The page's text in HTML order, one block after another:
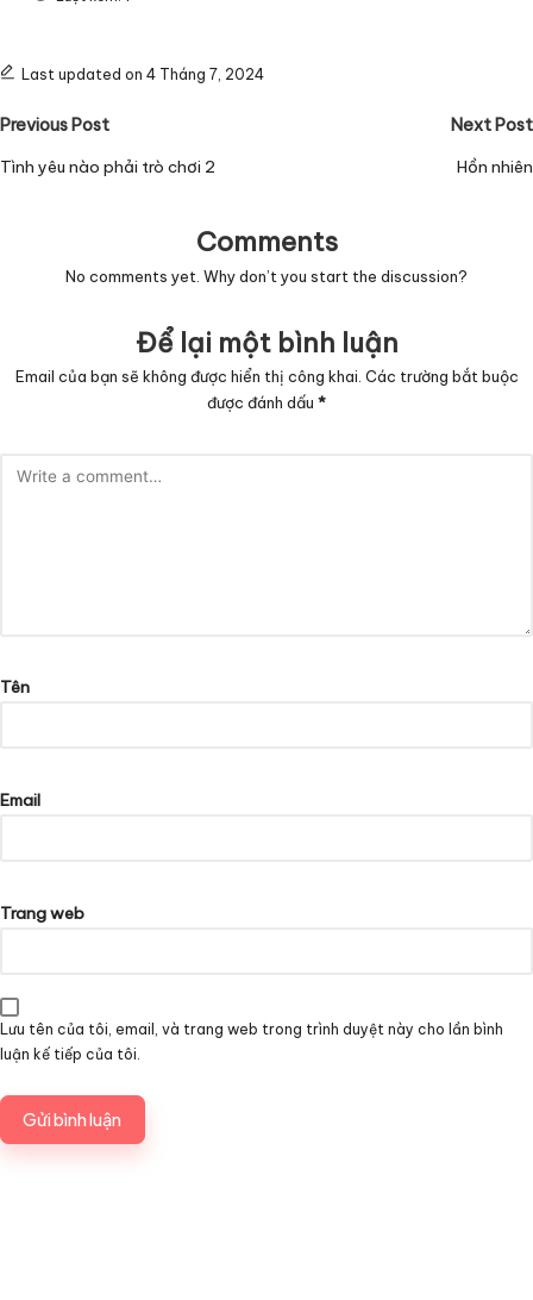
Last updated on 4 Tháng 7, 2024
Post
navigation
Previous Post
Tình yêu nào phải trò chơi 2
Next Post
Hồn nhiên
Comments
No comments yet. Why don’t you start the discussion?
Để lại một bình luận
Email của bạn sẽ không được hiển thị công khai. Các trường bắt buộc
được đánh dấu *
Tên
Email
Trang web
Lưu tên của tôi, email, và trang web trong trình duyệt này cho lần bình
luận kế tiếp của tôi.